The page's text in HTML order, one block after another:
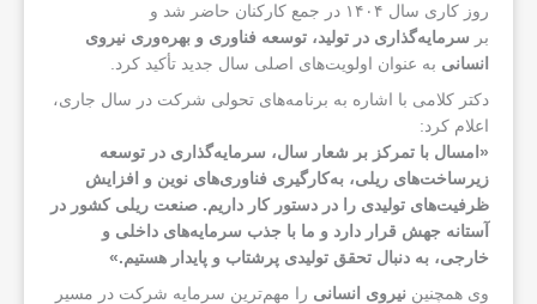
روز کاری سال ۱۴۰۴ در جمع کارکنان حاضر شد و
بر سرمایه‌گذاری در تولید، توسعه فناوری و بهره‌وری نیروی
انسانی به عنوان اولویت‌های اصلی سال جدید تأکید کرد.
دکتر کلامی با اشاره به برنامه‌های تحولی شرکت در سال جاری،
اعلام کرد:
«امسال با تمرکز بر شعار سال، سرمایه‌گذاری در توسعه
زیرساخت‌های ریلی، به‌کارگیری فناوری‌های نوین و افزایش
ظرفیت‌های تولیدی را در دستور کار داریم. صنعت ریلی کشور در
آستانه جهش قرار دارد و ما با جذب سرمایه‌های داخلی و
خارجی، به دنبال تحقق تولیدی پرشتاب و پایدار هستیم .
»
وی همچنین نیروی انسانی را مهم‌ترین سرمایه شرکت در مسیر